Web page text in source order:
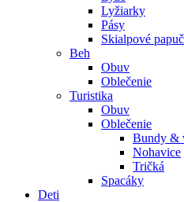
Lyžiarky
Pásy
Skialpové
Beh
Obuv
Oblečenie
Turistika
Obuv
Oblečenie
Bundy &
Nohavice
Tričká
Spacáky
Deti